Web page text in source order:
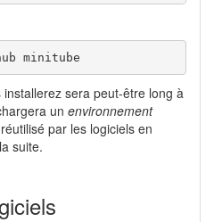
minitube
sera peut-être long à
un environnement
par les logiciels en
suite.